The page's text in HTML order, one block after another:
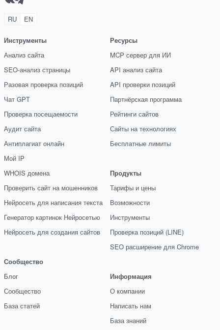
RU EN
Инструменты
Анализ сайта
SEO-анализ страницы
Разовая проверка позиций
Чат GPT
Проверка посещаемости
Аудит сайта
Антиплагиат онлайн
Мой IP
WHOIS домена
Проверить сайт на мошенников
Нейросеть для написания текста
Генератор картинок Нейросетью
Нейросеть для создания сайтов
Сообщество
Блог
Сообщество
База статей
Ресурсы
MCP сервер для ИИ
API анализ сайта
API проверки позиций
Партнёрская программа
Рейтинги сайтов
Сайты на технологиях
Бесплатные лимиты
Продукты
Тарифы и цены
Возможности
Инструменты
Проверка позиций (LINE)
SEO расширение для Chrome
Информация
О компании
Написать нам
База знаний